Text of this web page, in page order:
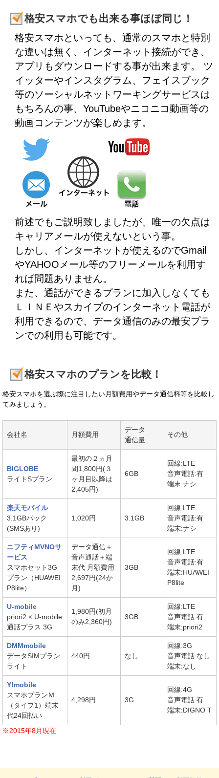
格安スマホでも出来る事ほぼ同じ！
格安スマホといっても、通常のスマホと特別
な違いは無く、インターネット接続ができ、
アプリもダウンロードする事が出来ます。 ツ
イッターやインスタグラム、フェイスブック
等のソーシャルネットワーキングサービスは
もちろんの事、YouTubeやニコニコ動画等の
動画コンテンツが楽しめます。
前述でもご説明致しましたが、唯一の欠点は
キャリアメールが使えないという事。
しかし、インターネットが使えるのでGmail
やYAHOOメール等のフリーメールを利用す
れば問題ありません。
また、通話ができるプランに加入しなくても
ＬＩＮＥやスカイプのインターネット電話が
利用できるので、データ通信のみの最安プラ
ンでの利用も可能です。
格安スマホのプランを比較！
格安スマホを選ぶ際に注目したい月額費用やデータ通信料等を比較し
てみましょう。
会社名 月額費用
データ
通信量
その他
BIGLOBE
ライトSプラン
最初の２ヵ月
間1,800円(３
ヶ月目以降は
2,405円)
6GB
回線:LTE
音声電話:有
端末:ナシ
楽天モバイル
3.1GBパック
(SMSあり)
1,020円 3.1GB
回線:LTE
音声電話:有
端末:ナシ
ニフティMVNOサ
ービス
スマホセット3G
プラン（HUAWEI
P8lite）
データ通信＋
音声通話＋端
末代 月額費用
2,697円(24か
月)
3GB
回線:LTE
音声電話:有
端末:HUAWEI
P8lite
U-mobile
priori2 × U-mobile
通話プラス 3G
1,980円(初月
のみ2,360円)
3GB
回線:LTE
音声電話:有
端末:priori2
DMMmobile
データSIMプラン
ライト
440円 なし
回線:3G
音声電話:なし
端末:なし
Y!mobile
スマホプランＭ
（タイプ1）端末
代24回払い
4,298円 3G
回線:4G
音声電話:有
端末:DIGNO T
※2015年8月現在